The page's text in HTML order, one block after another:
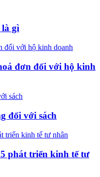
gì
đơn đối với hộ kinh
đối với sách
phát triển kinh tế tư